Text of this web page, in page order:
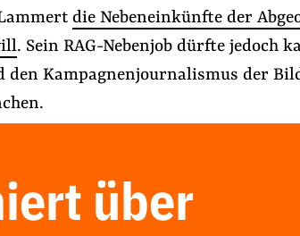
die Nebeneinkünfte der
. Sein RAG-Nebenjob dürfte jedoch
den Kampagnenjournalismus der
über